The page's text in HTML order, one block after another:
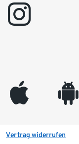
instagram
appleinc android
Vertrag widerrufen